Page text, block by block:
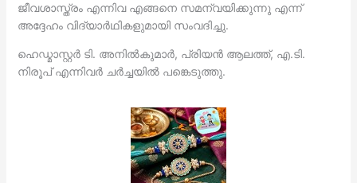
ജീവശാസ്ത്രം എന്നിവ എങ്ങനെ സമന്വയിക്കുന്നു എന്ന്
അദ്ദേഹം വിദ്യാർഥികളുമായി സംവദിച്ചു.
ഹെഡ്മാസ്റ്റർ ടി. അനിൽകുമാർ, പ്രിയൻ ആലത്ത്, എ.ടി.
നിരൂപ് എന്നിവർ ചർച്ചയിൽ പങ്കെടുത്തു.